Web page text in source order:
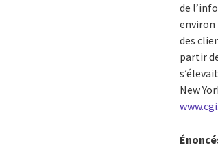
de
environ
des
partir
New